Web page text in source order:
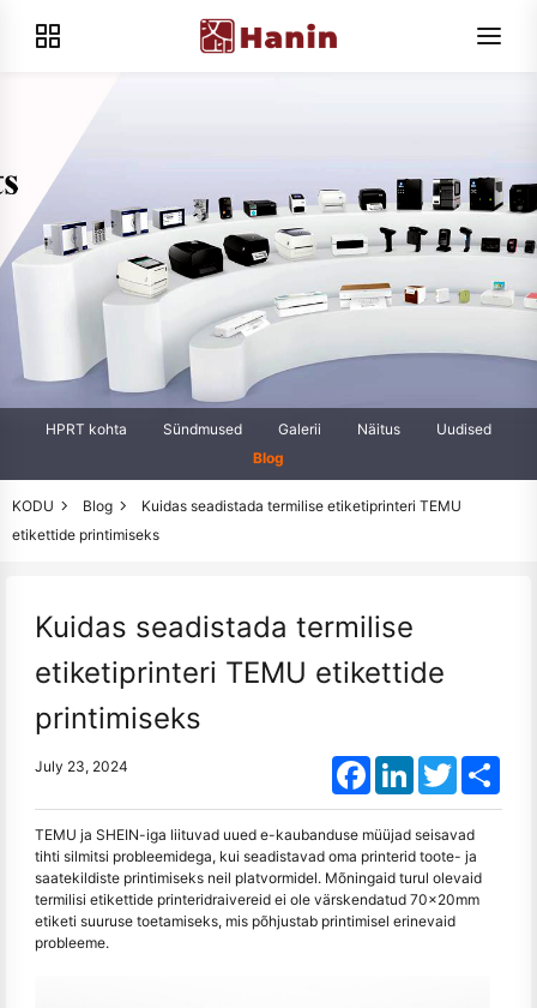
HPRT kohta Sündmused Galerii Näitus
Uudised
Blog
KODU Blog
Kuidas seadistada termilise etiketiprinteri TEMU
etikettide printimiseks
Kuidas seadistada termilise
etiketiprinteri TEMU etikettide
printimiseks
July 23, 2024 FacebookLinkedInTwitter
TEMU ja SHEIN-iga liituvad uued e-kaubanduse müüjad seisavad
tihti silmitsi probleemidega, kui seadistavad oma printerid toote- ja
saatekildiste printimiseks neil platvormidel. Mõningaid turul olevaid
termilisi etikettide printeridraivereid ei ole värskendatud 70x20mm
etiketi suuruse toetamiseks, mis põhjustab printimisel erinevaid
probleeme.